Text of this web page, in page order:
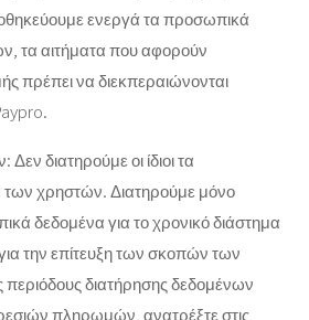
ενεργά τα προσωπικά
τα αιτήματα που αφορούν
πρέπει να διεκπεραιώνονται
διατηρούμε οι ίδιοι τα
χρηστών. Διατηρούμε μόνο
δεδομένα για το χρονικό διάστημα
την επίτευξη των σκοπών των
περιόδους διατήρησης δεδομένων
πληρωμών, ανατρέξτε στις